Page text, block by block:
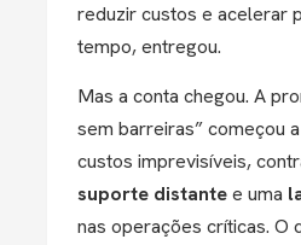
reduzir custos e acelerar
tempo, entregou.
Mas a conta chegou. A
sem barreiras” começou
custos imprevisíveis,
suporte distantee uma
nas operações críticas. O